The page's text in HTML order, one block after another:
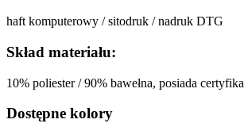
haft komputerowy / sitodruk / nadruk DTG
Skład materiału:
10% poliester / 90% bawełna, posiada
Dostępne kolory